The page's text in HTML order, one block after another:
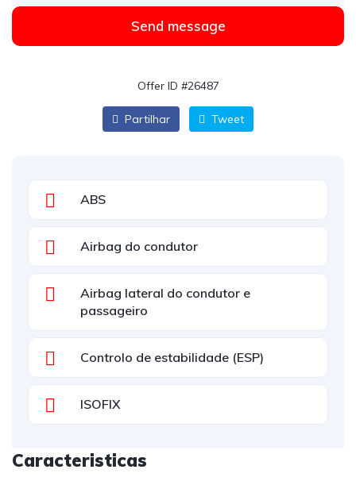
Send message
Offer ID #26487
Partilhar Tweet
ABS
Airbag do condutor
Airbag lateral do condutor e
passageiro
Controlo de estabilidade (ESP)
ISOFIX
Caracteristicas